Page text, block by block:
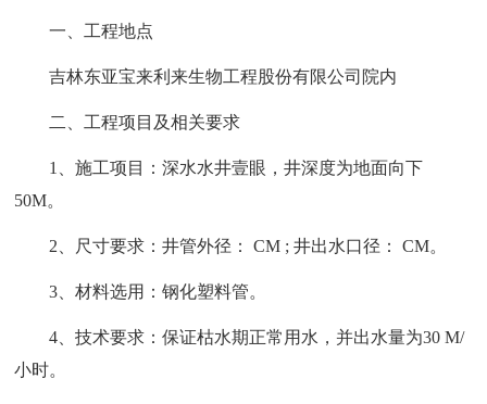
一、工程地点
吉林东亚宝来利来生物工程股份有限公司院内
二、工程项目及相关要求
1、施工项目：深水水井壹眼，井深度为地面向下
50M。
2、尺寸要求：井管外径： CM ; 井出水口径： CM。
3、材料选用：钢化塑料管。
4、技术要求：保证枯水期正常用水，并出水量为30 M/
小时。